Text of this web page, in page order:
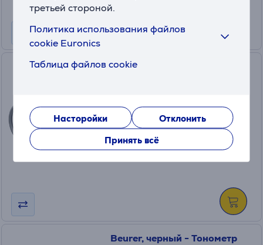
третьей стороной.
Политика использования файлов
cookie Euronics
Таблица файлов cookie
Насторойки
Отклонить
Принять всё
Beurer, BM55/85, 35-44 см -
На складе
Цена:
23.99 €
Beurer, черный - Тонометр